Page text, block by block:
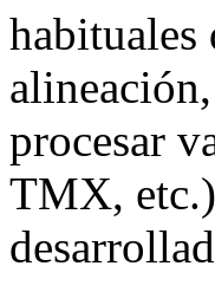
habituales
procesar
TMX,